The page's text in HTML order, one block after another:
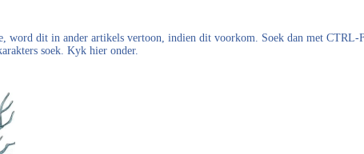
word dit in ander artikels vertoon, indien dit voorkom. Soek dan met CTRL-
soek. Kyk hier onder.